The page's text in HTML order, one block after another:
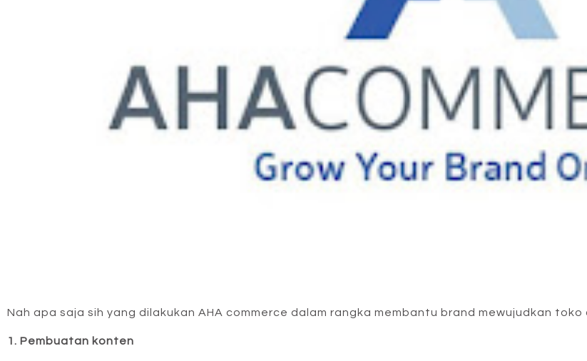
Nah apa saja sih yang dilakukan AHA commerce dalam rangka membantu brand mewujudkan toko
1. Pembuatan konten